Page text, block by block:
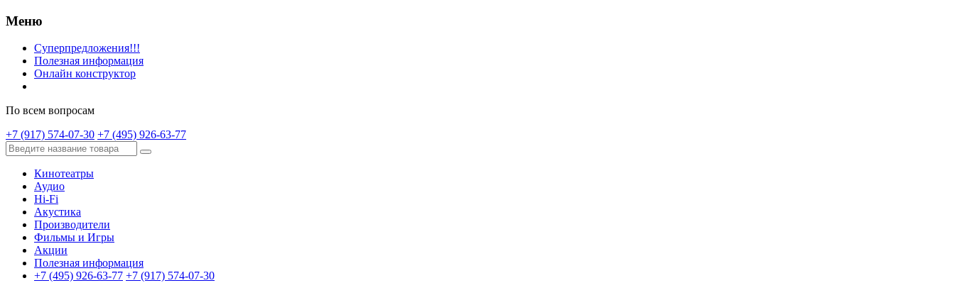
Меню
Суперпредложения!!!
Полезная информация
Онлайн конструктор
По всем вопросам
+7 (917) 574-07-30 +7 (495) 926-63-77
Кинотеатры
Аудио
Hi-Fi
Акустика
Производители
Фильмы и Игры
Акции
Полезная информация
+7 (495) 926-63-77 +7 (917) 574-07-30